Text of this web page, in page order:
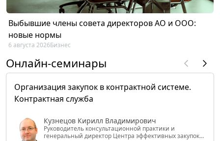
Выбывшие члены совета директоров АО и ООО:
новые нормы
6 августа 2026Бизнес
Онлайн-семинары
Организация закупок в контрактной системе.
Контрактная служба
Кузнецов Кирилл Владимирович
Руководитель консультационной практики и
генеральный директор Центра эффективных закупок